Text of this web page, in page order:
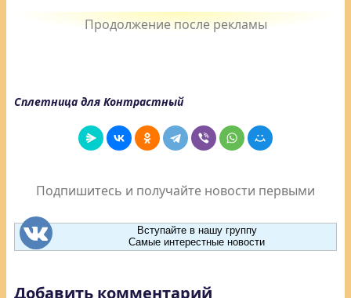
Сплетница для Контрастный
Подпишитесь и получайте новости первыми
Вступайте в нашу группу
Самые интерестные новости
Добавить комментарий